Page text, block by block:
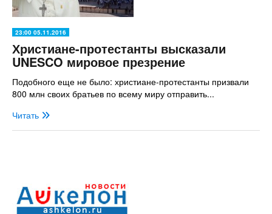
23:00 05.11.2016
Христиане-протестанты высказали
UNESCO мировое презрение
Подобного еще не было: христиане-протестанты призвали
800 млн своих братьев по всему миру отправить...
Читать